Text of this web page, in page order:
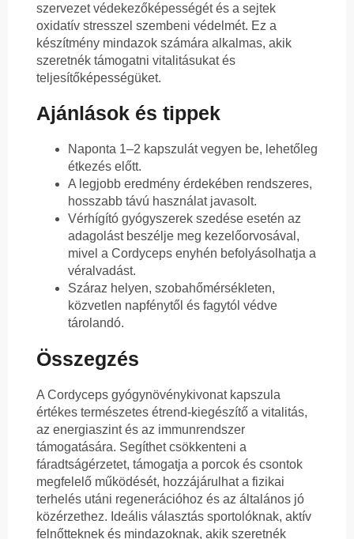
szervezet védekezőképességét és a sejtek
oxidatív stresszel szembeni védelmét. Ez a
készítmény mindazok számára alkalmas, akik
szeretnék támogatni vitalitásukat és
teljesítőképességüket.
Ajánlások és tippek
Naponta 1–2 kapszulát vegyen be, lehetőleg
étkezés előtt.
A legjobb eredmény érdekében rendszeres,
hosszabb távú használat javasolt.
Vérhígító gyógyszerek szedése esetén az
adagolást beszélje meg kezelőorvosával,
mivel a Cordyceps enyhén befolyásolhatja a
véralvadást.
Száraz helyen, szobahőmérsékleten,
közvetlen napfénytől és fagytól védve
tárolandó.
Összegzés
A Cordyceps gyógynövénykivonat kapszula
értékes természetes étrend-kiegészítő a vitalitás,
az energiaszint és az immunrendszer
támogatására. Segíthet csökkenteni a
fáradtságérzetet, támogatja a porcok és csontok
megfelelő működését, hozzájárulhat a fizikai
terhelés utáni regenerációhoz és az általános jó
közérzethez. Ideális választás sportolóknak, aktív
felnőtteknek és mindazoknak, akik szeretnék